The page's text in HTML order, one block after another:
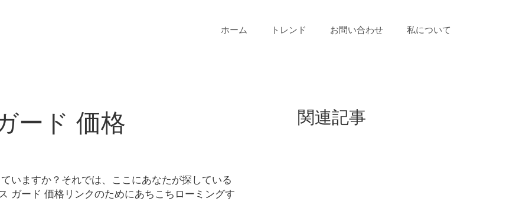
ホーム トレンド お問い合わせ 私について
ード 価格
いますか？それでは、ここにあなたが探している
ガード 価格リンクのためにあちこちローミングす
関連記事